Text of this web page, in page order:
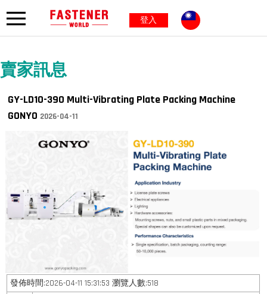
登入
賣家訊息
GY-LD10-390 Multi-Vibrating Plate Packing Machine
GONYO 2026-04-11
發佈時間:2026-04-11 15:31:53 瀏覽人數:518